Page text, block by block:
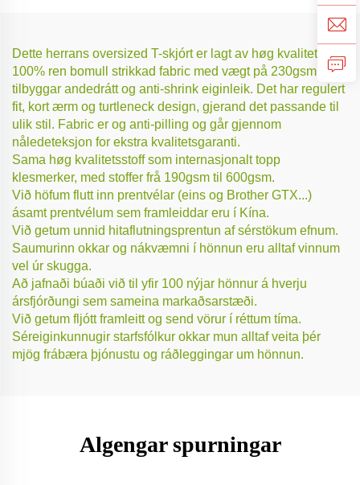
Dette herrans oversized T-skjórt er lagt av høg kvalitets
100% ren bomull strikkad fabric med vægt på 230gsm, som
tilbyggar andedrátt og anti-shrink eiginleik. Det har regulert
fit, kort ærm og turtleneck design, gjerand det passande til
ulik stil. Fabric er og anti-pilling og går gjennom
nåledeteksjon for ekstra kvalitetsgaranti.
Sama høg kvalitetsstoff som internasjonalt topp
klesmerker, med stoffer frå 190gsm til 600gsm.
Við höfum flutt inn prentvélar (eins og Brother GTX...)
ásamt prentvélum sem framleiddar eru í Kína.
Við getum unnid hitaflutningsprentun af sérstökum efnum.
Saumurinn okkar og nákvæmni í hönnun eru alltaf vinnum
vel úr skugga.
Að jafnaði búaði við til yfir 100 nýjar hönnur á hverju
ársfjórðungi sem sameina markaðsarstæði.
Við getum fljótt framleitt og send vörur í réttum tíma.
Séreiginkunnugir starfsfólkur okkar mun alltaf veita þér
mjög frábæra þjónustu og ráðleggingar um hönnun.
Algengar spurningar